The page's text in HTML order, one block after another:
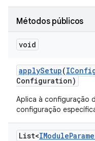
Métodos públicos
void
applySetup(
Configuration)
Aplica à configuração
configuração
List<IModule